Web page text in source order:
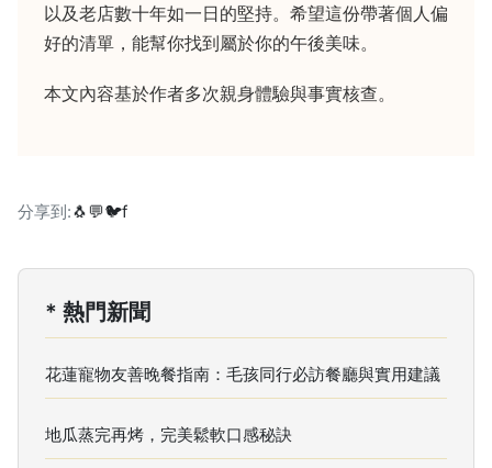
以及老店數十年如一日的堅持。希望這份帶著個人偏
好的清單，能幫你找到屬於你的午後美味。
本文內容基於作者多次親身體驗與事實核查。
分享到:🐧💬🐦f
* 熱門新聞
花蓮寵物友善晚餐指南：毛孩同行必訪餐廳與實用建議
地瓜蒸完再烤，完美鬆軟口感秘訣